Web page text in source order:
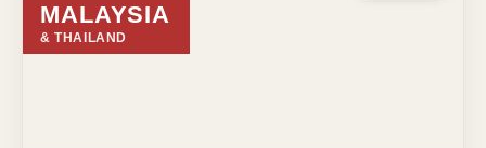
MALAYSIA
& THAILAND